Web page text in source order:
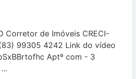
Corretor de Imóveis CRECI-
99305 4242 Link do vídeo
Aptº com - 3